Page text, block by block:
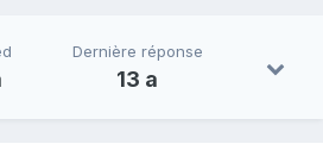
Dernière réponse
13 a